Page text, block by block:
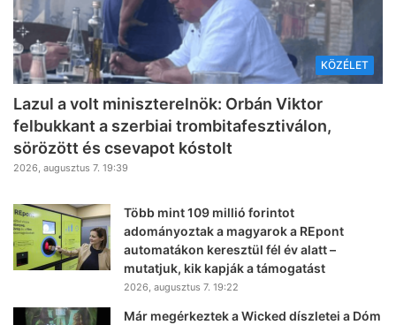
KÖZÉLET
Lazul a volt miniszterelnök: Orbán Viktor
felbukkant a szerbiai trombitafesztiválon,
sörözött és csevapot kóstolt
2026, augusztus 7. 19:39
Több mint 109 millió forintot
adományoztak a magyarok a REpont
automatákon keresztül fél év alatt –
mutatjuk, kik kapják a támogatást
2026, augusztus 7. 19:22
Már megérkeztek a Wicked díszletei a Dóm